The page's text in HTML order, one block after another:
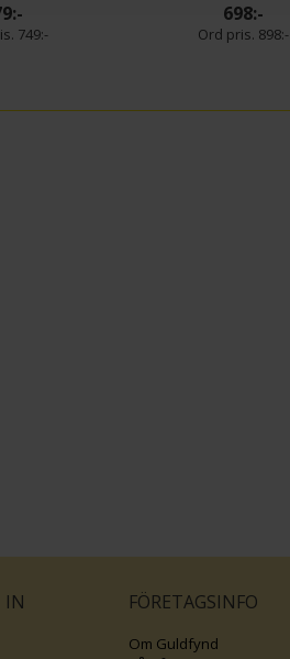
749:-
698:-
898:-
IN FÖRETAGSINFO
Om Guldfynd